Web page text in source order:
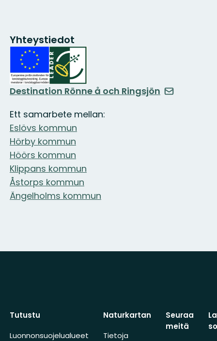
Yhteystiedot
Destination Rönne å och Ringsjön
Ett samarbete mellan:
Eslövs kommun
Hörby kommun
Höörs kommun
Klippans kommun
Åstorps kommun
Ängelholms kommun
Tutustu
Luonnonsuojelualueet
Naturkartan
Tietoja
Seuraa
meitä